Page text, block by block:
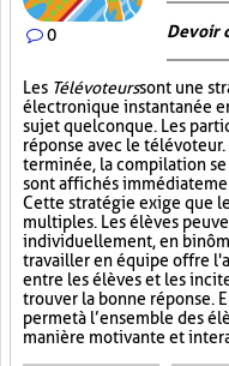
0 Devoir
Les Télévoteurssont une
électronique instantanée
sujet quelconque. Les
réponse avec le
terminée, la compilation
sont affichés
Cette stratégie exige que
multiples. Les élèves
individuellement, en
travailler en équipe offre
entre les élèves et les
trouver la bonne réponse.
permet à l’ensemble des
manière motivante et